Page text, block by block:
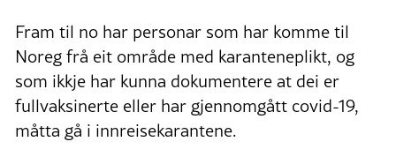
Fram til no har personar som har komme til
Noreg frå eit område med karanteneplikt, og
som ikkje har kunna dokumentere at dei er
fullvaksinerte eller har gjennomgått covid-19,
måtta gå i innreisekarantene.